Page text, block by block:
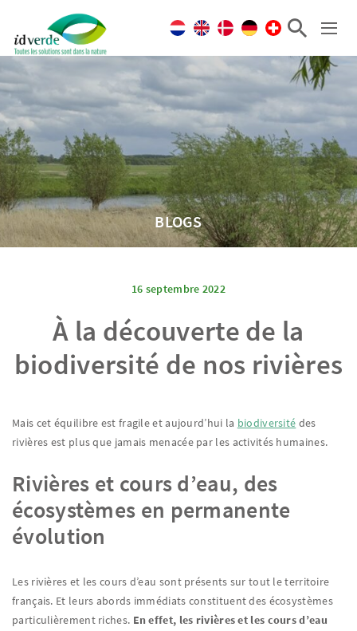
BLOGS
16 septembre 2022
À la découverte de la
biodiversité de nos rivières
Mais cet équilibre est fragile et aujourd’hui la biodiversité des
rivières est plus que jamais menacée par les activités humaines.
Rivières et cours d’eau, des
écosystèmes en permanente
évolution
Les rivières et les cours d’eau sont présents sur tout le territoire
français. Et leurs abords immédiats constituent des écosystèmes
particulièrement riches. En effet, les rivières et les cours d’eau